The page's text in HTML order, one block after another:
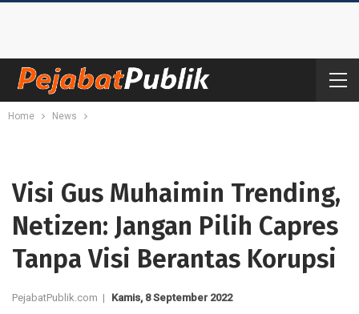
Home News
Visi Gus Muhaimin Trending,
Netizen: Jangan Pilih Capres
Tanpa Visi Berantas Korupsi
PejabatPublik.com | Kamis, 8 September 2022